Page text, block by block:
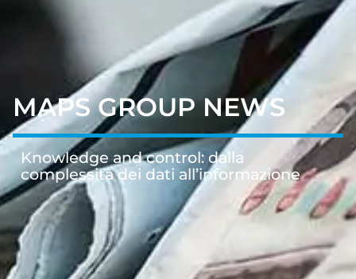
MAPS GROUP NEWS
Knowledge and control: dalla
complessità dei dati all’informazione